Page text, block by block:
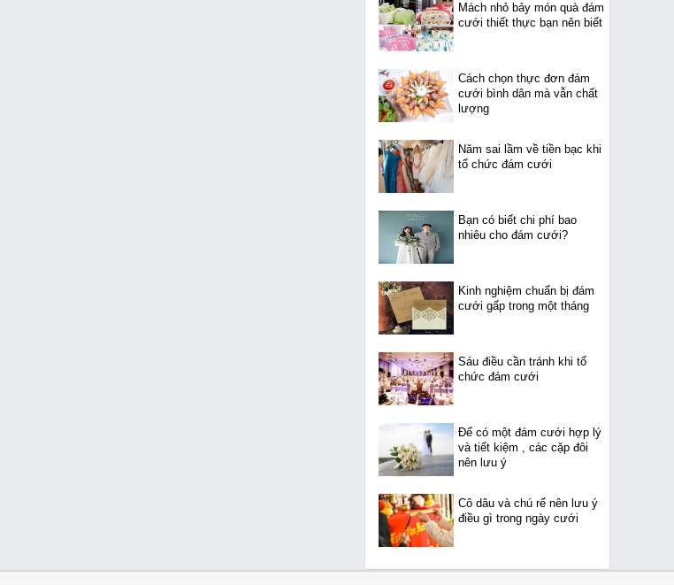
Mách nhỏ bảy món quà đám
cưới thiết thực bạn nên biết
Cách chọn thực đơn đám
cưới bình dân mà vẫn chất
lượng
Năm sai lầm về tiền bạc khi
tổ chức đám cưới
Bạn có biết chi phí bao
nhiêu cho đám cưới?
Kinh nghiệm chuẩn bị đám
cưới gấp trong một tháng
Sáu điều cần tránh khi tổ
chức đám cưới
Để có một đám cưới hợp lý
và tiết kiệm , các cặp đôi
nên lưu ý
Cô dâu và chú rể nên lưu ý
điều gì trong ngày cưới